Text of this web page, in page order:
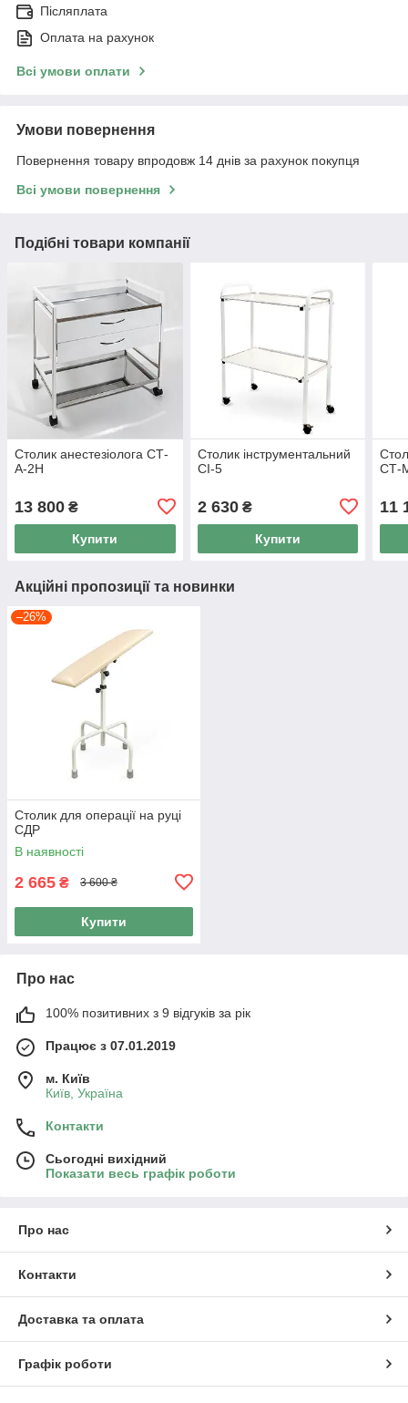
Післяплата
Оплата на рахунок
Всі умови оплати
Умови повернення
Повернення товару впродовж 14 днів за рахунок покупця
Всі умови повернення
Подібні товари компанії
Столик анестезіолога СТ-
А-2Н
13 800 ₴
Купити
Столик інструментальний
СІ-5
2 630₴
Купити
СТ-
11
Акційні пропозиції та новинки
–26%
Столик для операції на руці
СДР
В наявності
2 665 ₴ 3 600 ₴
Купити
Про нас
100% позитивних з 9 відгуків за рік
Працює з 07.01.2019
м. Київ
Київ, Україна
Контакти
Сьогодні вихідний
Показати весь графік роботи
Про нас
Контакти
Доставка та оплата
Графік роботи